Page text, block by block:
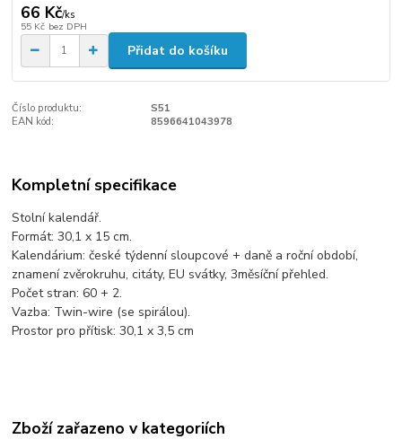
66 Kč/ks
55 Kč bez DPH
Přidat do košíku
Číslo produktu:
S51
EAN kód:
8596641043978
Kompletní specifikace
Stolní kalendář.
Formát: 30,1 x 15 cm.
Kalendárium: české týdenní sloupcové + daně a roční období,
znamení zvěrokruhu, citáty, EU svátky, 3měsíční přehled.
Počet stran: 60 + 2.
Vazba: Twin-wire (se spirálou).
Prostor pro přítisk: 30,1 x 3,5 cm
Zboží zařazeno v kategoriích